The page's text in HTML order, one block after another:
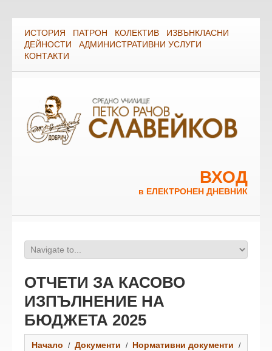
ИСТОРИЯ ПАТРОН КОЛЕКТИВ
ИЗВЪНКЛАСНИ
ДЕЙНОСТИ
АДМИНИСТРАТИВНИ УСЛУГИ
КОНТАКТИ
ВХОД
в ЕЛЕКТРОНЕН ДНЕВНИК
ОТЧЕТИ ЗА КАСОВО
ИЗПЪЛНЕНИЕ НА
БЮДЖЕТА 2025
Начало Документи
Нормативни документи